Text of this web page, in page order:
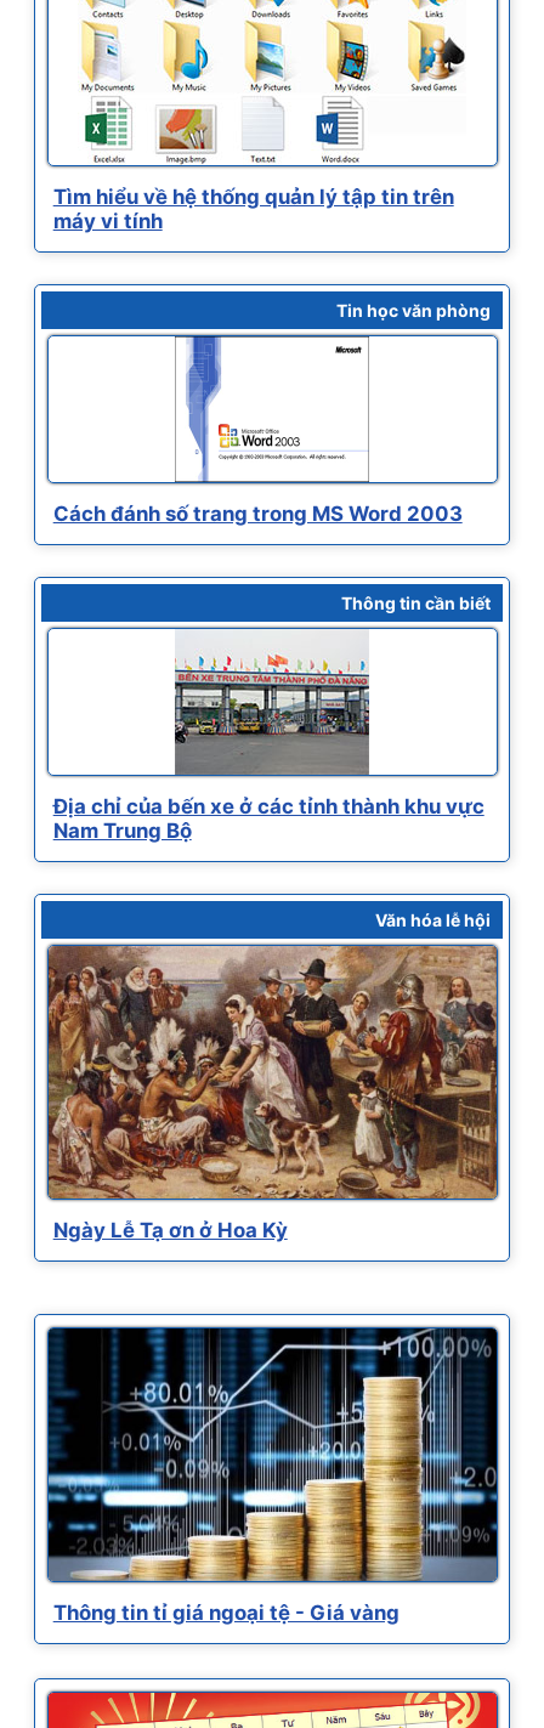
Tìm hiểu về hệ thống quản lý tập tin trên
máy vi tính
Tin học văn phòng
Cách đánh số trang trong MS Word 2003
Thông tin cần biết
Địa chỉ của bến xe ở các tỉnh thành khu vực
Nam Trung Bộ
Văn hóa lễ hội
Ngày Lễ Tạ ơn ở Hoa Kỳ
Thông tin tỉ giá ngoại tệ - Giá vàng